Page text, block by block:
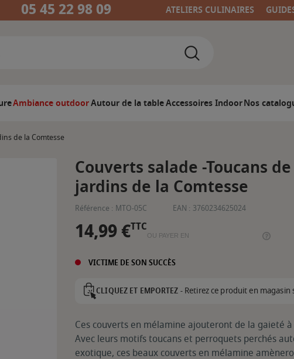
05 45 22 98 09 ATELIERS CULINAIRES
Ambiance outdoorAutour de la tableAccessoires IndoorNos
de la Comtesse
Couverts salade -Toucans de
jardins de la Comtesse
Référence : MTO-05C EAN : 3760234625024
14,99 €TTC
OU PAYER EN
VICTIME DE SON SUCCÈS
CLIQUEZ ET EMPORTEZ -Retirez ce produit en magasin
Ces couverts en mélamine ajouteront de la gaieté
Avec leurs motifs toucans et perroquets perchés
exotique, ces beaux couverts en mélamine